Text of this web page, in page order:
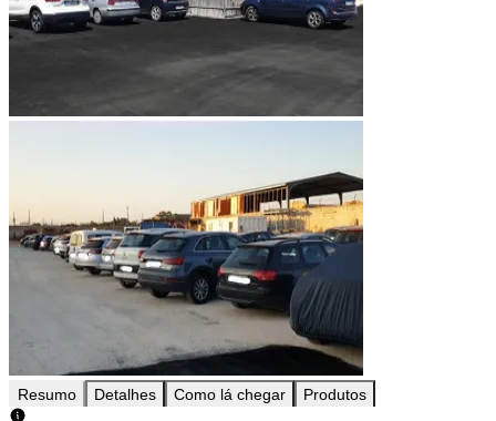
Resumo Detalhes Como lá chegar Produtos